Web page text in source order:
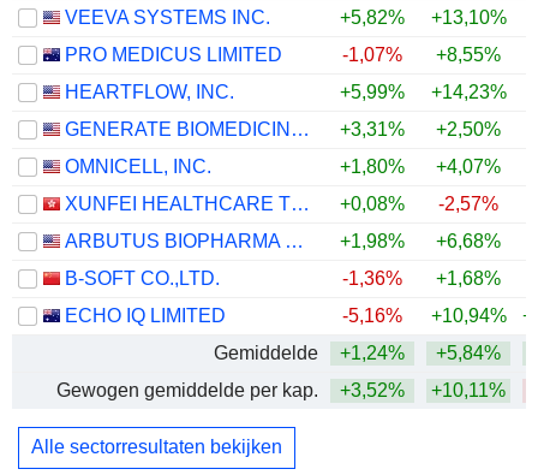
VEEVA SYSTEMS INC.
+5,82% +13,10%
PRO MEDICUS LIMITED
-1,07% +8,55%
HEARTFLOW, INC.
+5,99% +14,23%
GENERATE BIOMEDICINES, INC.
+3,31%
+2,50%
OMNICELL, INC.
+1,80% +4,07%
XUNFEI HEALTHCARE TECHNOLOGY CO., LTD.
+0,08% -2,57%
ARBUTUS BIOPHARMA CORPORATION
+1,98% +6,68%
B-SOFT CO.,LTD.
-1,36% +1,68%
ECHO IQ LIMITED
-5,16% +10,94%
Gemiddelde
+1,24% +5,84%
Gewogen gemiddelde per kap.
+3,52% +10,11%
Alle sectorresultaten bekijken